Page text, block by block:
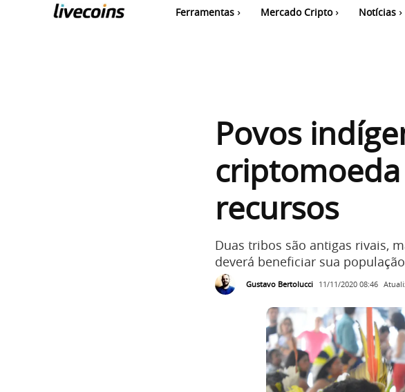
Ferramentas Mercado Cripto Notícias
Povos
recursos
Duas tribos são antigas rivais,
deverá beneficiar sua
Gustavo Bertolucci 11/11/2020 08:46